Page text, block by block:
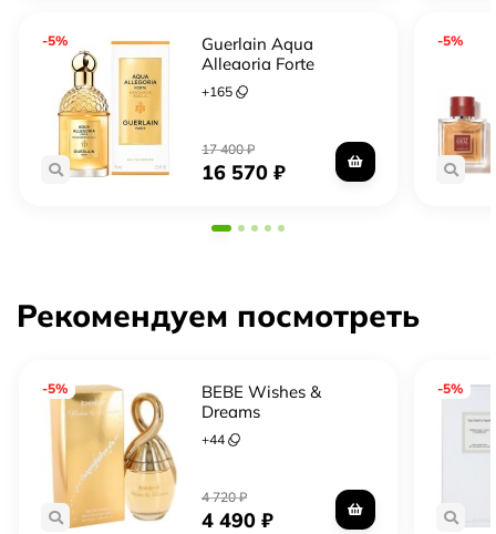
-5%
Guerlain Aqua
Allegoria Forte
Mandarine Basilic
+165
17 400₽
16 570₽
-5%
Рекомендуем посмотреть
-5%
BEBE Wishes &
Dreams
+44
4 720₽
4 490₽
-5%